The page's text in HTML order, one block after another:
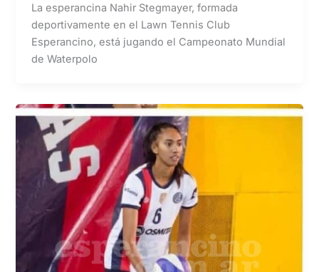
La esperancina Nahir Stegmayer, formada
deportivamente en el Lawn Tennis Club
Esperancino, está jugando el Campeonato Mundial
de Waterpolo